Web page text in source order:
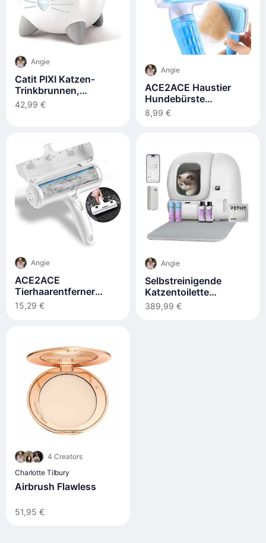
Angie
Catit PIXI Katzen-
Trinkbrunnen,
Fließwasserbrunnen
42,99 €
Angie
ACE2ACE Haustier
Hundebürste
Katzenbürste
8,99 €
Angie
ACE2ACE
Tierhaarentferner
Fusselrolle
15,29 €
Angie
Selbstreinigende
Katzentoilette
PURAMAX 2 Premium
389,99 €
4 Creators
Charlotte Tilbury
Airbrush Flawless
51,95 €